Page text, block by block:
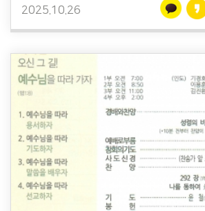
2025.10.26